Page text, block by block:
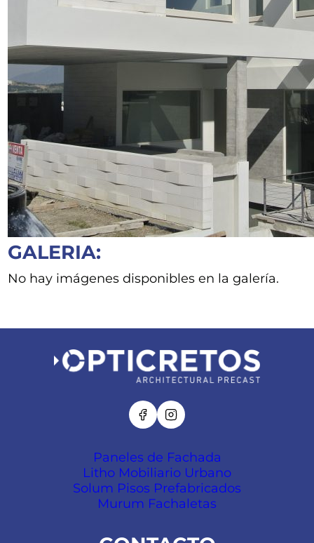
GALERIA:
No hay imágenes disponibles en la galería.
Paneles de Fachada
Litho Mobiliario Urbano
Solum Pisos Prefabricados
Murum Fachaletas